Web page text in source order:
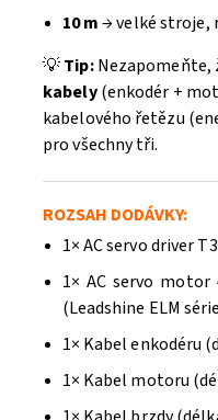
10 m→ velké stroje,
💡Tip:Nezapomeňte,
kabely(enkodér +
kabelového řetězu
pro všechny tři.
ROZSAH DODÁVKY:
1× AC servo driver
1× AC servo
(Leadshine ELM
1× Kabel enkodéru
1× Kabel motoru